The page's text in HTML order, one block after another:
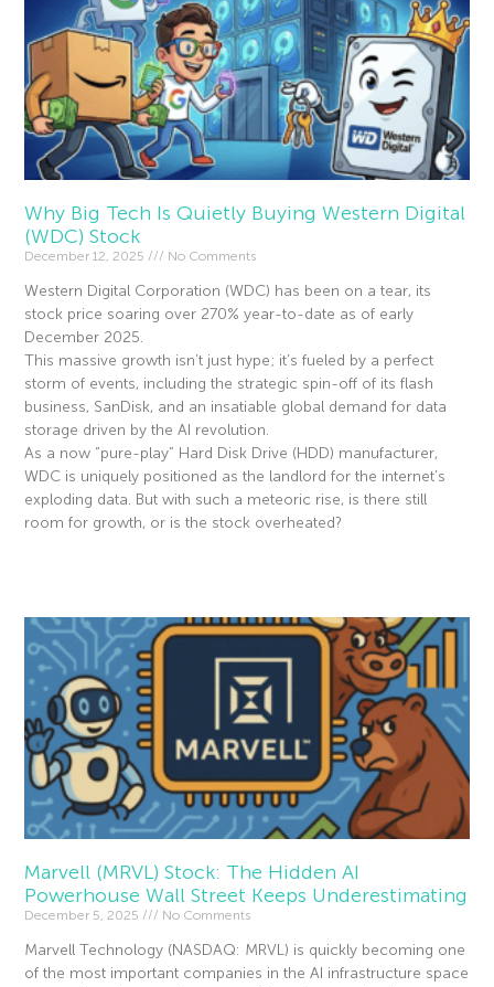
Why Big Tech Is Quietly Buying Western Digital
(WDC) Stock
December 12, 2025 No Comments
Western Digital Corporation (WDC) has been on a tear, its
stock price soaring over 270% year-to-date as of early
December 2025.
This massive growth isn’t just hype; it’s fueled by a perfect
storm of events, including the strategic spin-off of its flash
business, SanDisk, and an insatiable global demand for data
storage driven by the AI revolution.
As a now “pure-play” Hard Disk Drive (HDD) manufacturer,
WDC is uniquely positioned as the landlord for the internet’s
exploding data. But with such a meteoric rise, is there still
room for growth, or is the stock overheated?
Marvell (MRVL) Stock: The Hidden AI
Powerhouse Wall Street Keeps Underestimating
December 5, 2025 No Comments
Marvell Technology (NASDAQ: MRVL) is quickly becoming one
of the most important companies in the AI infrastructure space